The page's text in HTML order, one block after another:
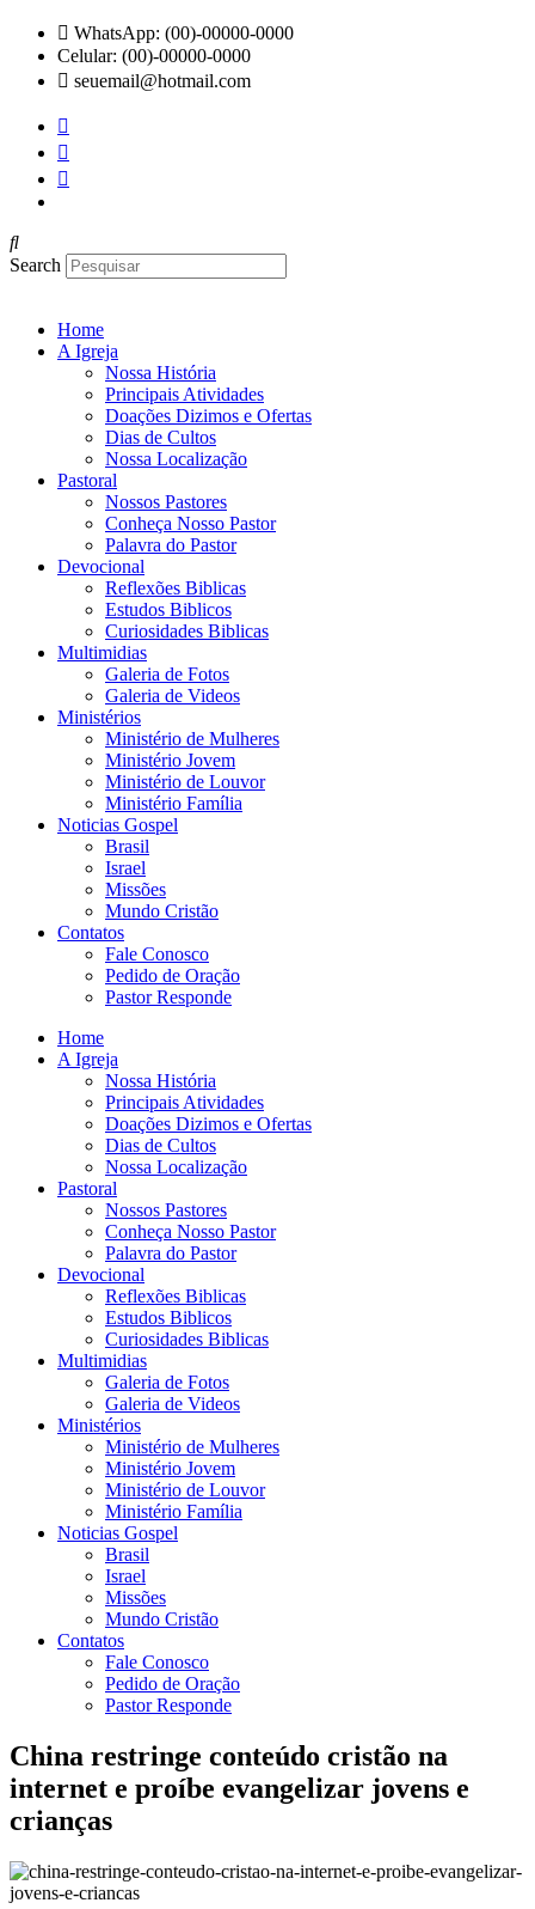
para
conteúdo
WhatsApp: (00)-00000-0000
Celular: (00)-00000-0000
seuemail@hotmail.com
Search
Home
A Igreja
Nossa História
Principais Atividades
Doações Dizimos e Ofertas
Dias de Cultos
Nossa Localização
Pastoral
Nossos Pastores
Conheça Nosso Pastor
Palavra do Pastor
Devocional
Reflexões Biblicas
Estudos Biblicos
Curiosidades Biblicas
Multimidias
Galeria de Fotos
Galeria de Videos
Ministérios
Ministério de Mulheres
Ministério Jovem
Ministério de Louvor
Ministério Família
Noticias Gospel
Brasil
Israel
Missões
Mundo Cristão
Contatos
Fale Conosco
Pedido de Oração
Pastor Responde
Home
A Igreja
Nossa História
Principais Atividades
Doações Dizimos e Ofertas
Dias de Cultos
Nossa Localização
Pastoral
Nossos Pastores
Conheça Nosso Pastor
Palavra do Pastor
Devocional
Reflexões Biblicas
Estudos Biblicos
Curiosidades Biblicas
Multimidias
Galeria de Fotos
Galeria de Videos
Ministérios
Ministério de Mulheres
Ministério Jovem
Ministério de Louvor
Ministério Família
Noticias Gospel
Brasil
Israel
Missões
Mundo Cristão
Contatos
Fale Conosco
Pedido de Oração
Pastor Responde
China restringe conteúdo cristão na
internet e proíbe evangelizar jovens e
crianças